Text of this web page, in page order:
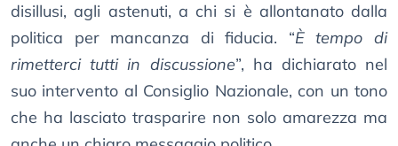
disillusi, agli astenuti, a chi si è allontanato dalla
politica per mancanza di fiducia. “È tempo di
rimetterci tutti in discussione”, ha dichiarato nel
suo intervento al Consiglio Nazionale, con un tono
che ha lasciato trasparire non solo amarezza ma